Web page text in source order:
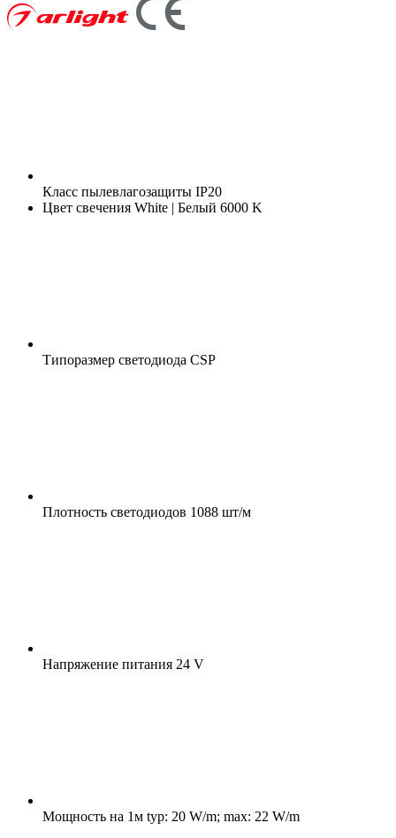
Класс пылевлагозащиты IP20
Цвет свечения White | Белый 6000 K
Типоразмер светодиода CSP
Плотность светодиодов 1088 шт/м
Напряжение питания 24 V
Мощность на 1м typ: 20 W/m; max: 22 W/m